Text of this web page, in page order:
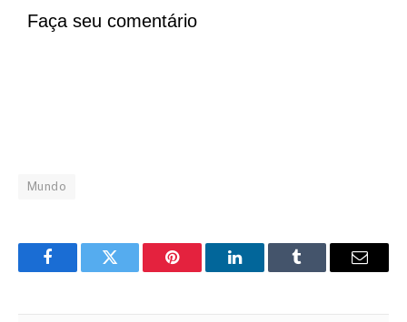
Faça seu comentário
Mundo
FacebookTwitter Pinterest LinkedInTumblr Email